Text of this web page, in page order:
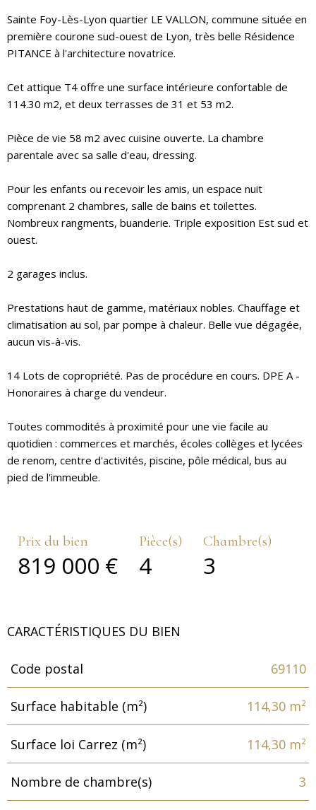
Sainte Foy-Lès-Lyon quartier LE VALLON, commune située en
première courone sud-ouest de Lyon, très belle Résidence
PITANCE à l'architecture novatrice.
Cet attique T4 offre une surface intérieure confortable de
114.30 m2, et deux terrasses de 31 et 53 m2.
Pièce de vie 58 m2 avec cuisine ouverte. La chambre
parentale avec sa salle d'eau, dressing.
Pour les enfants ou recevoir les amis, un espace nuit
comprenant 2 chambres, salle de bains et toilettes.
Nombreux rangments, buanderie. Triple exposition Est sud et
ouest.
2 garages inclus.
Prestations haut de gamme, matériaux nobles. Chauffage et
climatisation au sol, par pompe à chaleur. Belle vue dégagée,
aucun vis-à-vis.
14 Lots de copropriété. Pas de procédure en cours. DPE A -
Honoraires à charge du vendeur.
Toutes commodités à proximité pour une vie facile au
quotidien : commerces et marchés, écoles collèges et lycées
de renom, centre d'activités, piscine, pôle médical, bus au
pied de l'immeuble.
Prix du bien
819 000 €
Pièce(s)
4
Chambre(s)
3
CARACTÉRISTIQUES DU BIEN
Caractéristiques
Code postal 69110
Surface habitable (m²) 114,30 m²
Surface loi Carrez (m²) 114,30 m²
Nombre de chambre(s) 3